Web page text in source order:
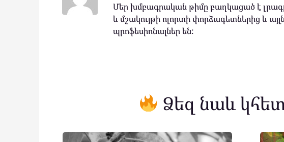
Մեր խմբագրական թիմը բաղկացած է
և մշակույթի ոլորտի փորձագետներից և
պրոֆեսիոնալներ են:
Ձեզ նաև